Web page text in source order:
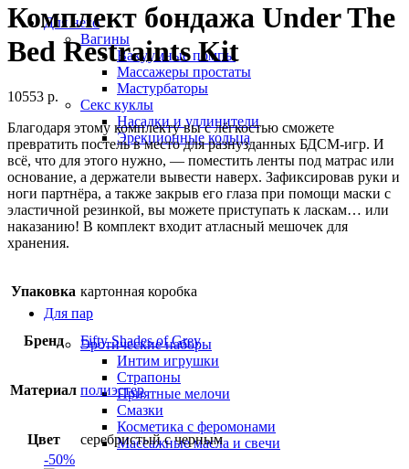
Для него
Вагины
Вакуумные помпы
Массажеры простаты
Мастурбаторы
Секс куклы
Насадки и удлинители
Эрекционные кольца
Для пар
Эротические наборы
Интим игрушки
Страпоны
Приятные мелочи
Смазки
Косметика с феромонами
Массажные масла и свечи
-50%
Комплект бондажа Under The
Bed Restraints Kit
10553 р.
Благодаря этому комплекту вы с лёгкостью сможете
превратить постель в место для разнузданных БДСМ-игр. И
всё, что для этого нужно, — поместить ленты под матрас или
основание, а держатели вывести наверх. Зафиксировав руки и
ноги партнёра, а также закрыв его глаза при помощи маски с
эластичной резинкой, вы можете приступать к ласкам… или
наказанию! В комплект входит атласный мешочек для
хранения.
Упаковка картонная коробка
Бренд Fifty Shades of Grey
Материал полиэстер
Цвет серебристый с черным